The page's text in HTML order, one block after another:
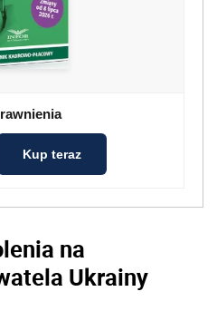
Kup teraz
na
Ukrainy